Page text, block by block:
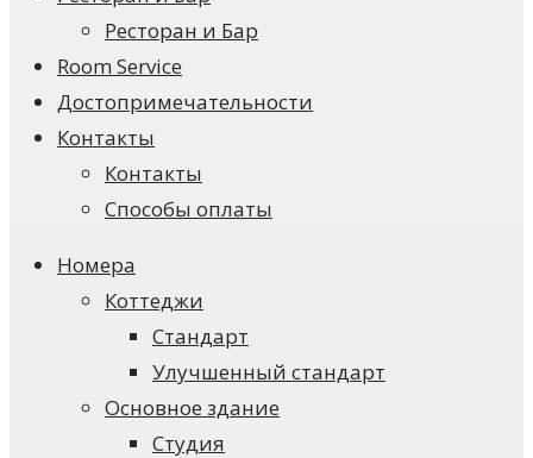
Ресторан и Бар
Room Service
Достопримечательности
Контакты
Контакты
Способы оплаты
Номера
Коттеджи
Стандарт
Улучшенный стандарт
Основное здание
Студия